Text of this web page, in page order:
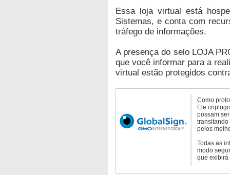
Essa loja virtual está
Sistemas, e conta com
tráfego de informações.
A presença do selo LOJA
que você informar para a
virtual estão protegidos
Como
Ele
possam
transitando
pelos
Todas as
modo
que exibirá